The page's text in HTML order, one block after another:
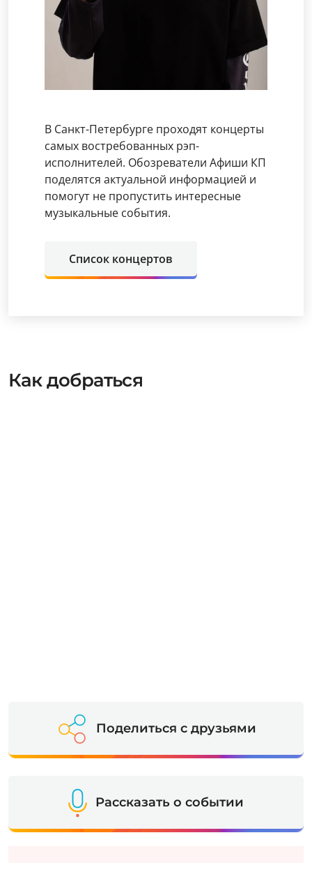
В Санкт-Петербурге проходят концерты
самых востребованных рэп-
исполнителей. Обозреватели Афиши КП
поделятся актуальной информацией и
помогут не пропустить интересные
музыкальные события.
Список концертов
Как добраться
Поделиться с друзьями
Рассказать о событии